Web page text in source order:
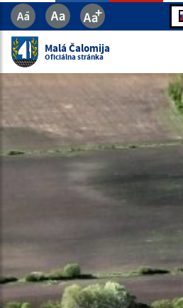
Malá Čalomija
Oficiálna stránka